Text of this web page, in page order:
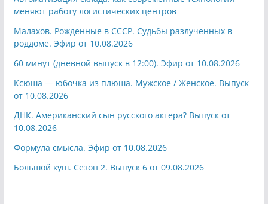
меняют работу логистических центров
Малахов. Рожденные в СССР. Судьбы разлученных в
роддоме. Эфир от 10.08.2026
60 минут (дневной выпуск в 12:00). Эфир от 10.08.2026
Ксюша — юбочка из плюша. Мужское / Женское. Выпуск
от 10.08.2026
ДНК. Американский сын русского актера? Выпуск от
10.08.2026
Формула смысла. Эфир от 10.08.2026
Большой куш. Сезон 2. Выпуск 6 от 09.08.2026